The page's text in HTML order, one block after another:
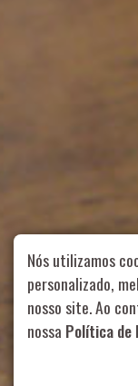
Rua Aurélia,
99178-
Nós utilizamos
personalizado,
nosso site. Ao
nossa Política de